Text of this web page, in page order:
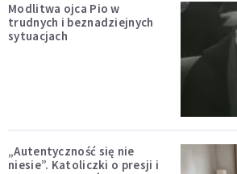
Modlitwa ojca Pio w
trudnych i beznadziejnych
sytuacjach
„Autentyczność się nie
niesie”. Katoliczki o presji i